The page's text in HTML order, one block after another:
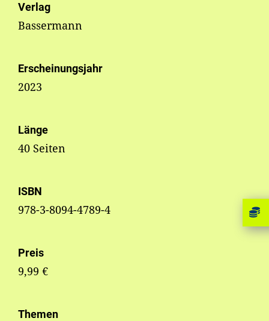
Verlag
Bassermann
Erscheinungsjahr
2023
Länge
40 Seiten
ISBN
978-3-8094-4789-4
Preis
9,99 €
Themen